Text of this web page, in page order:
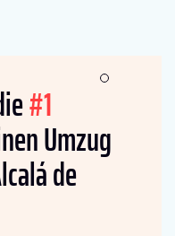
#1
Umzug
de